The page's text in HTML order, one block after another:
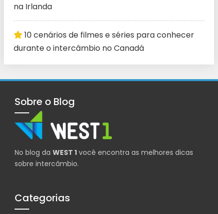
na Irlanda
10 cenários de filmes e séries para conhecer
durante o intercâmbio no Canadá
Sobre o Blog
No blog da WEST 1 você encontra as melhores dicas
sobre intercâmbio.
Categorias